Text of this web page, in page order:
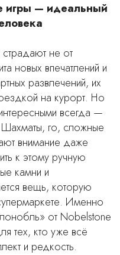
игры — идеальный
не от
новых впечатлений и
развлечений, их
на курорт. Но
всегда —
Шахматы, го, сложные
внимание даже
к этому ручную
камни и
вещь, которую
Именно
от Nobelstone
тех, кто уже всё
и редкость.